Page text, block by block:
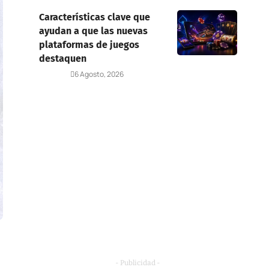
Características clave que
ayudan a que las nuevas
plataformas de juegos
destaquen
6 Agosto, 2026
- Publicidad -